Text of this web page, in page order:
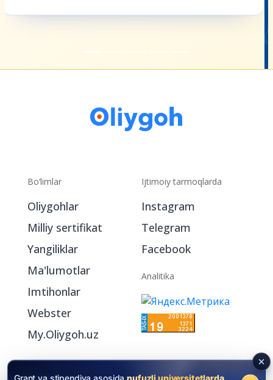
Bo‘limlar
Oliygohlar
Milliy sertifikat
Yangiliklar
Ma'lumotlar
Imtihonlar
Webster
My.Oliygoh.uz
Ijtimoiy tarmoqlarda
Instagram
Telegram
Facebook
Analitika
Grant va stipendiya asosidanufuzli universitetlarda